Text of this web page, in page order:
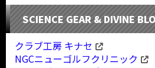
SCIENCE GEAR & DIVINE
クラブ工房 キナセ
NGCニューゴルフクリニック